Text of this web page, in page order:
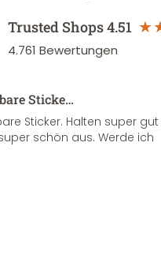
Trusted Shops4.51
4.761 Bewertungen
Sticke…
Sticker. Halten super gut
schön aus. Werde ich